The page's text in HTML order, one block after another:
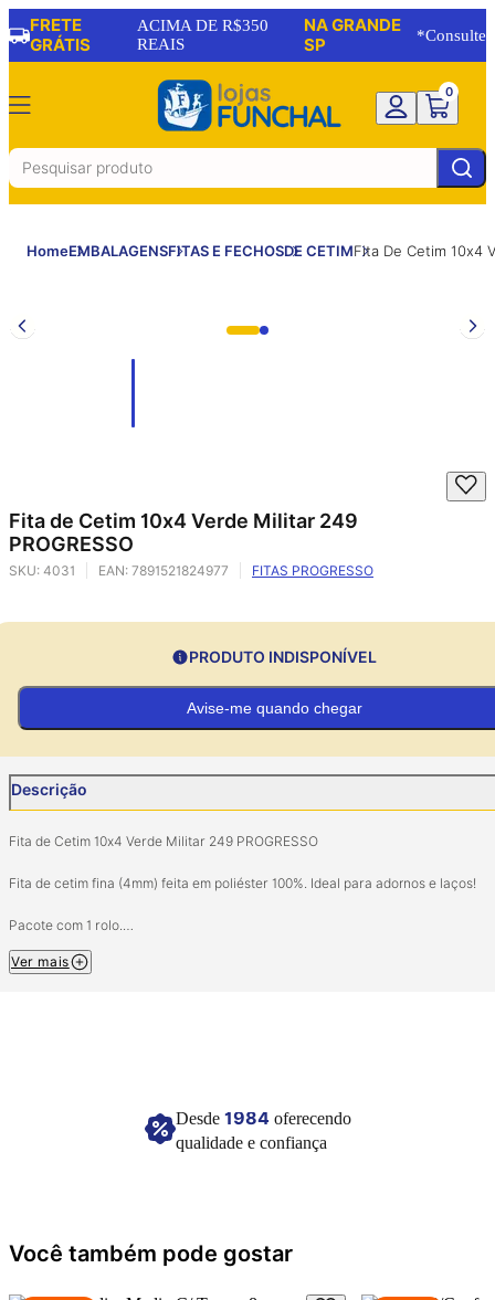
FRETE
GRÁTIS
ACIMA DE R$350
REAIS
NA GRANDE
SP
*Consulte
0
HomeEMBALAGENSFITAS E FECHOSDE CETIMFita De Cetim 10x4
Fita de Cetim 10x4 Verde Militar 249
PROGRESSO
SKU: 4031 EAN: 7891521824977 FITAS PROGRESSO
PRODUTO INDISPONÍVEL
Avise-me quando chegar
Descrição
Fita de Cetim 10x4 Verde Militar 249 PROGRESSO
Fita de cetim fina (4mm) feita em poliéster 100%. Ideal para adornos e laços!
Pacote com 1 rolo.
Composição: 100% Poliéster.
Ver mais
oferecendo
qualidade e confiança
Você também pode gostar